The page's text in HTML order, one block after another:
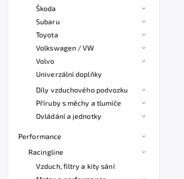
Škoda
Subaru
Toyota
Volkswagen / VW
Volvo
Univerzální doplňky
Díly vzduchového podvozku
Příruby s měchy a tlumiče
Ovládání a jednotky
Performance
Racingline
Vzduch, filtry a kity sání